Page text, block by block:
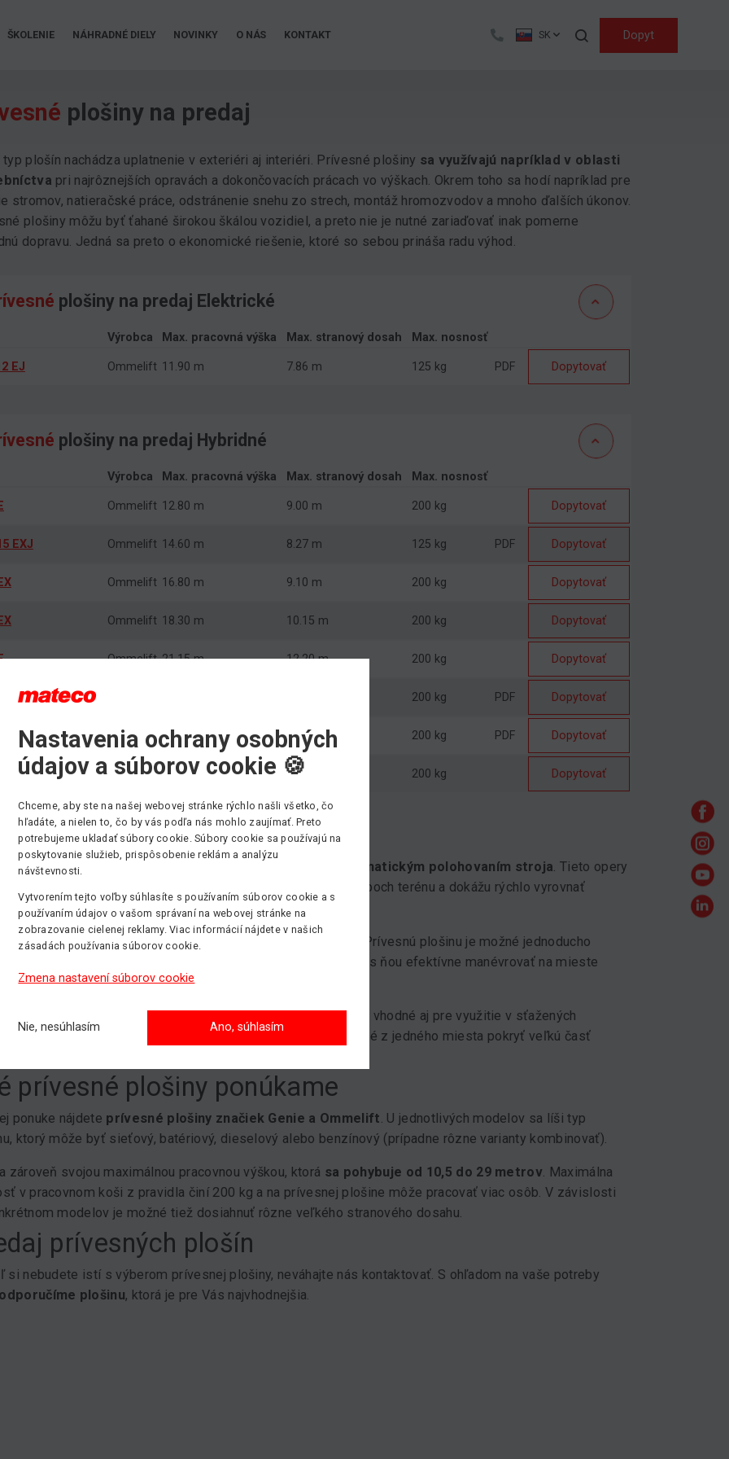
ŠKOLENIE NÁHRADNÉ DIELY NOVINKY O NÁS KONTAKT SK Dopyt
Hľadať
plošiny na predaj
typ plošín nachádza uplatnenie v exteriéri aj interiéri. Prívesné plošiny sa využívajú napríklad v oblasti
pri najrôznejších opravách a dokončovacích prácach vo výškach. Okrem toho sa hodí napríklad pre
stromov, natieračské práce, odstránenie snehu zo strech, montáž hromozvodov a mnoho ďalších úkonov.
plošiny môžu byť ťahané širokou škálou vozidiel, a preto nie je nutné zariaďovať inak pomerne
dopravu. Jedná sa preto o ekonomické riešenie, ktoré so sebou prináša radu výhod.
plošiny na predaj Elektrické
Výrobca Max. pracovná výška Max. stranový dosah Max. nosnosť
EJ Ommelift 11.90 m 7.86 m 125 kg PDF Dopytovať
plošiny na predaj Hybridné
Výrobca Max. pracovná výška Max. stranový dosah Max. nosnosť
Ommelift 12.80 m 9.00 m 200 kg Dopytovať
EXJ Ommelift 14.60 m 8.27 m 125 kg PDF Dopytovať
Ommelift 16.80 m 9.10 m 200 kg Dopytovať
Ommelift 18.30 m 10.15 m 200 kg Dopytovať
Ommelift 21.15 m 12.20 m 200 kg Dopytovať
200 kg PDF Dopytovať
Ommelift 25.10 m 12.60 m 200 kg PDF Dopytovať
Ommelift 29.00 m 12.30 m 200 kg Dopytovať
prívesných plošín
prvkom prívesných plošín sú hydraulické opery s automatickým polohovaním stroja. Tieto opery
o rýchle a efektívne upevnenie stroja v najrôznejších typoch terénu a dokážu rýchlo vyrovnať
výškové rozdiely.
je tiež už spomenutáflexibilita ľahkého transportu
. Prívesnú plošinu je možné jednoducho
a odpojiť od ťažného zariadenia vozidla. Následne je možné s ňou efektívne manévrovať na mieste
vlastnej pohonnej jednotky.
plošiny ďalej disponujúkompaktnými rozmermia sú tiež vhodné aj pre využitie v sťažených
Vďaka pomerne vysokému stranovému dosahu je možné z jedného miesta pokryť veľkú časť
prívesné plošiny ponúkame
ponuke nájdete prívesné plošiny značiek Genie a Ommelift . U jednotlivých modelov sa líši typ
ktorý môže byť sieťový, batériový, dieselový alebo benzínový (prípadne rôzne varianty kombinovať).
zároveň svojou maximálnou pracovnou výškou, ktorá sa pohybuje od 10,5 do 29 metrov. Maximálna
v pracovnom koši z pravidla činí 200 kg a na prívesnej plošine môže pracovať viac osôb. V závislosti
modelov je možné tiež dosiahnuť rôzne veľkého stranového dosahu.
prívesných plošín
si nebudete istí s výberom prívesnej plošiny, neváhajte nás kontaktovať. S ohľadom na vaše potreby
plošinu, ktorá je pre Vás najvhodnejšia.
Nastavenia ochrany osobných
údajov a súborov cookie 🍪
Chceme, aby ste na našej webovej stránke rýchlo našli všetko, čo
hľadáte, a nielen to, čo by vás podľa nás mohlo zaujímať. Preto
potrebujeme ukladať súbory cookie. Súbory cookie sa používajú na
poskytovanie služieb, prispôsobenie reklám a analýzu
návštevnosti.
Vytvorením tejto voľby súhlasíte s používaním súborov cookie a s
používaním údajov o vašom správaní na webovej stránke na
zobrazovanie cielenej reklamy. Viac informácií nájdete v našich
zásadách používania súborov cookie.
Zmena nastavení súborov cookie
Nie, nesúhlasím Ano, súhlasím